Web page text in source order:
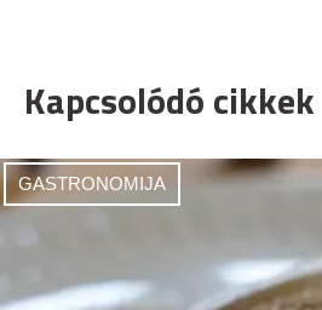
Kapcsolódó cikkek
GASTRONOMIJA